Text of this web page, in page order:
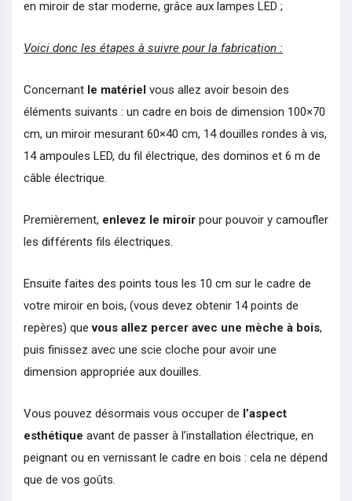
en miroir de star moderne, grâce aux lampes LED ;
Voici donc les étapes à suivre pour la fabrication :
Concernant le matériel vous allez avoir besoin des
éléments suivants : un cadre en bois de dimension 100×70
cm, un miroir mesurant 60×40 cm, 14 douilles rondes à vis,
14 ampoules LED, du fil électrique, des dominos et 6 m de
câble électrique.
Premièrement, enlevez le miroir pour pouvoir y camoufler
les différents fils électriques.
Ensuite faites des points tous les 10 cm sur le cadre de
votre miroir en bois, (vous devez obtenir 14 points de
repères) quevous allez percer avec une mèche à bois,
puis finissez avec une scie cloche pour avoir une
dimension appropriée aux douilles.
Vous pouvez désormais vous occuper de l’aspect
esthétique avant de passer à l’installation électrique, en
peignant ou en vernissant le cadre en bois : cela ne dépend
que de vos goûts.